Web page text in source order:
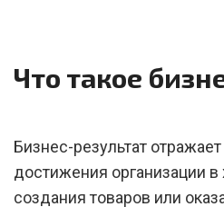
Что такое
Бизнес-результат
достижения организации
создания товаров или